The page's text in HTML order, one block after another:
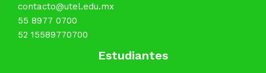
contacto@utel.edu.mx
55 8977 0700
52 15589770700
Estudiantes